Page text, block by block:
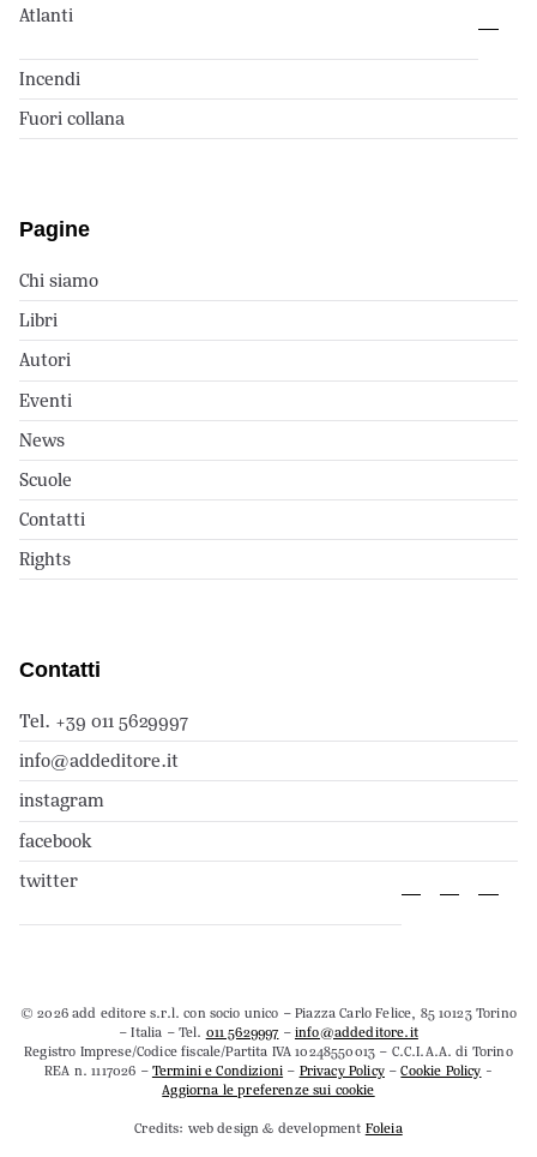
Atlanti
Incendi
Fuori collana
Pagine
Chi siamo
Libri
Autori
Eventi
News
Scuole
Contatti
Rights
Contatti
Tel. +39 011 5629997
info@addeditore.it
instagram
facebook
twitter
© 2026 add editore s.r.l. con socio unico – Piazza Carlo Felice, 85 10123 Torino
– Italia – Tel. 011 5629997 –info@addeditore.it
Registro Imprese/Codice fiscale/Partita IVA 10248550013 – C.C.I.A.A. di Torino
REA n. 1117026 –Termini e Condizioni – Privacy Policy–Cookie Policy -
Aggiorna le preferenze sui cookie
Credits: web design & development Foleia